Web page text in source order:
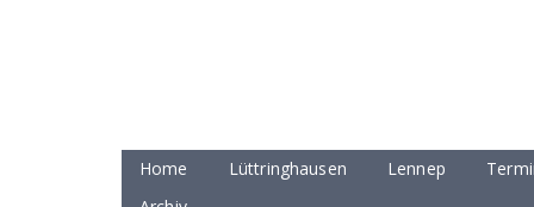
Home Lüttringhausen Lennep